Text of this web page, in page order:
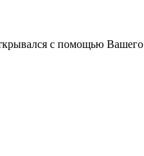
с помощью